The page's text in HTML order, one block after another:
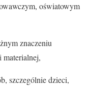
oświatowym
znaczeniu
materialnej,
szczególnie dzieci,